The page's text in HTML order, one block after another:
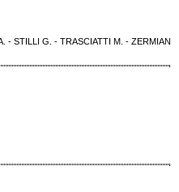
- STILLI G. - TRASCIATTI M. - ZERMIAN